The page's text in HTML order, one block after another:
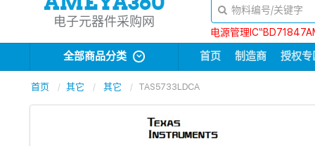
电子元器件采购网
电源管理
全部商品分类 首页 制造商 授权专
首页 其它 其它 TAS5733LDCA